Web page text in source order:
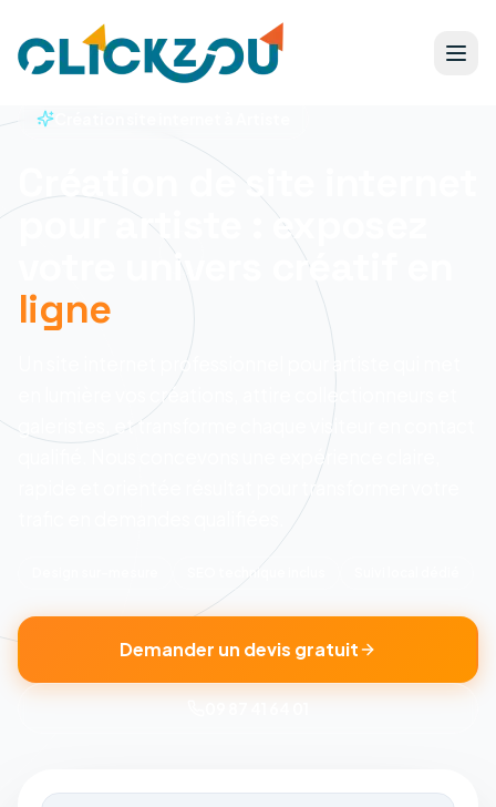
Création de site internet
pour artiste : exposez
votre univers créatif en
ligne
Un site internet professionnel pour artiste qui met
en lumière vos créations, attire collectionneurs et
galeristes, et transforme chaque visiteur en contact
Nous concevons une expérience claire,
rapide et orientée résultat pour transformer votre
Demander un devis gratuit